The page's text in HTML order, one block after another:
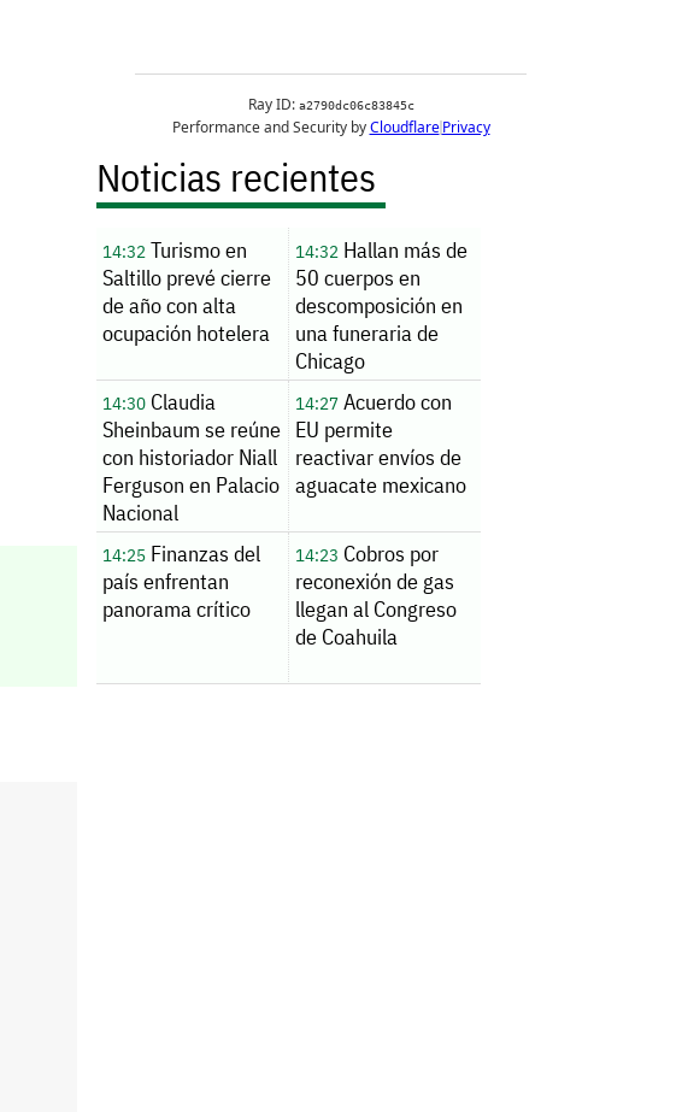
Noticias recientes
14:32 Turismo en
Saltillo prevé cierre
de año con alta
ocupación hotelera
14:32Hallan más de
50 cuerpos en
descomposición en
una funeraria de
Chicago
14:30 Claudia
Sheinbaum se reúne
con historiador Niall
Ferguson en Palacio
Nacional
14:27Acuerdo con
EU permite
reactivar envíos de
aguacate mexicano
14:25 Finanzas del
país enfrentan
panorama crítico
14:23 Cobros por
reconexión de gas
llegan al Congreso
de Coahuila